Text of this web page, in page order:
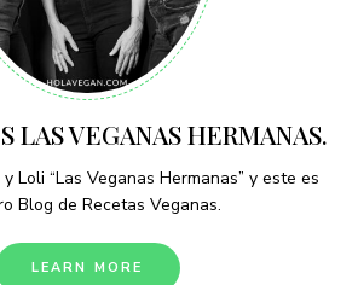
LAS VEGANAS HERMANAS.
Loli “Las Veganas Hermanas” y este es
Blog de Recetas Veganas.
LEARN MORE